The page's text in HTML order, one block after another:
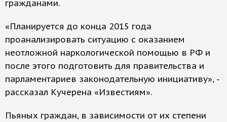
гражданами.
«Планируется до конца 2015 года
проанализировать ситуацию с оказанием
неотложной наркологической помощью в РФ и
после этого подготовить для правительства и
парламентариев законодательную инициативу», -
рассказал Кучерена «Известиям».
Пьяных граждан, в зависимости от их степени